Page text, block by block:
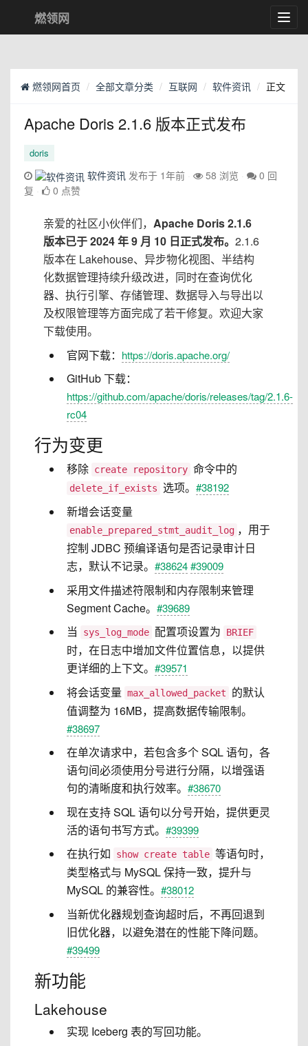
燃领网
燃领网首页 全部文章分类 互联网 软件资讯 正文
Apache Doris 2.1.6 版本正式发布
doris
软件资讯 发布于 1年前 58 浏览
0 回
复
0 点赞
亲爱的社区小伙伴们， Apache Doris 2.1.6
版本已于 2024 年 9 月 10 日正式发布。 2.1.6
版本在 Lakehouse、异步物化视图、半结构
化数据管理持续升级改进，同时在查询优化
器、执行引擎、存储管理、数据导入与导出以
及权限管理等方面完成了若干修复。欢迎大家
下载使用。
官网下载： https://doris.apache.org/
GitHub 下载：
https://github.com/apache/doris/releases/tag/2.1.6-
rc04
行为变更
移除 create repository 命令中的
delete_if_exists 选项。 #38192
新增会话变量
enable_prepared_stmt_audit_log ，用于
控制 JDBC 预编译语句是否记录审计日
志，默认不记录。 #38624#39009
采用文件描述符限制和内存限制来管理
Segment Cache。 #39689
当 sys_log_mode 配置项设置为 BRIEF
时，在日志中增加文件位置信息，以提供
更详细的上下文。 #39571
将会话变量 max_allowed_packet
的默认
值调整为 16MB，提高数据传输限制。
#38697
在单次请求中，若包含多个 SQL 语句，各
语句间必须使用分号进行分隔，以增强语
句的清晰度和执行效率。 #38670
现在支持 SQL 语句以分号开始，提供更灵
活的语句书写方式。 #39399
在执行如 show create table 等语句时，
类型格式与 MySQL 保持一致，提升与
MySQL 的兼容性。 #38012
当新优化器规划查询超时后，不再回退到
旧优化器，以避免潜在的性能下降问题。
#39499
新功能
Lakehouse
实现 Iceberg 表的写回功能。